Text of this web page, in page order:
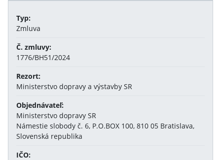
Typ:
Zmluva
Č. zmluvy:
1776/BH51/2024
Rezort:
Ministerstvo dopravy a výstavby SR
Objednávateľ:
Ministerstvo dopravy SR
Námestie slobody č. 6, P.O.BOX 100, 810 05 Bratislava,
Slovenská republika
IČO: